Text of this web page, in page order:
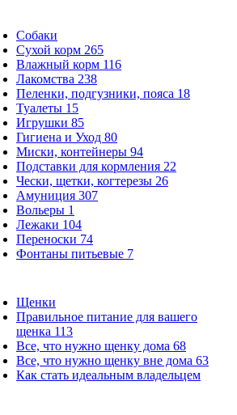
Собаки
Сухой корм 265
Влажный корм 116
Лакомства 238
Пеленки, подгузники, пояса 18
Туалеты 15
Игрушки 85
Гигиена и Уход 80
Миски, контейнеры 94
Подставки для кормления 22
Чески, щетки, когтерезы 26
Амуниция 307
Вольеры 1
Лежаки 104
Переноски 74
Фонтаны питьевые 7
Щенки
Правильное питание для вашего
щенка 113
Все, что нужно щенку дома 68
Все, что нужно щенку вне дома 63
Как стать идеальным владельцем